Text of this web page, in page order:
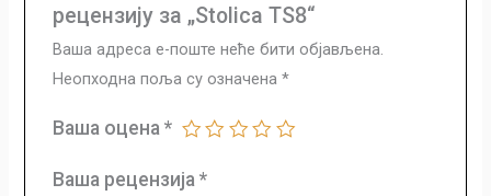
рецензију за „Stolica TS8“
Ваша адреса е-поште неће бити објављена.
Неопходна поља су означена *
Ваша оцена *
Ваша рецензија *